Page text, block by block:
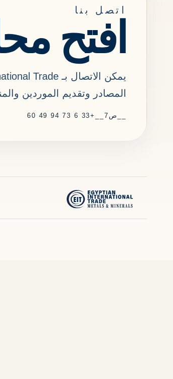
اتصل بنا
افتح
المصادر وتقديم الموردين
__ص7__ +33 6 73 94 49 60